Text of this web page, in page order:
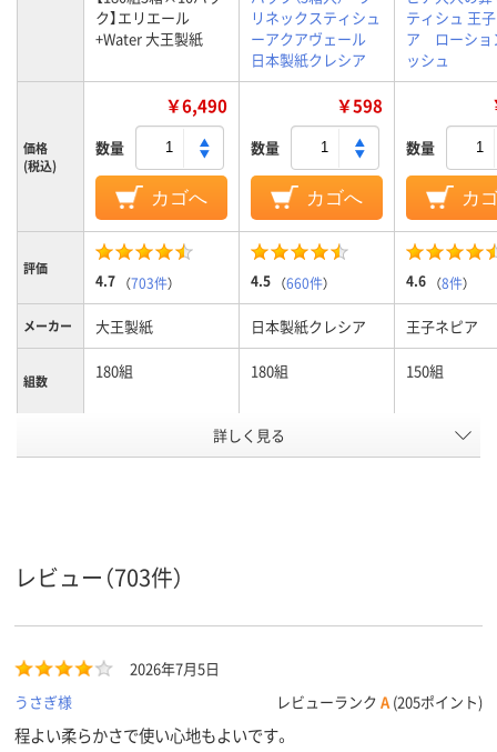
ク】エリエール
+Water 大王製紙
リネックスティシュ
ーアクアヴェール
日本製紙クレシア
ティシュ 王
ア ローショ
ッシュ
価格
(税込)
￥6,490
数量
カゴへ
￥598
数量
カゴへ
数量
カ
評価
4.7 （703件） 4.5 （660件） 4.6 （8件）
メーカー 大王製紙 日本製紙クレシア 王子ネピア
組数 180組 180組 150組
保湿タイプ
ンティッシュ
商品環境
20 15 25
詳しく見る
レビュー（703件）
2026年7月5日
うさぎ様
レビューランク A (205ポイント)
程よい柔らかさで使い心地もよいです。